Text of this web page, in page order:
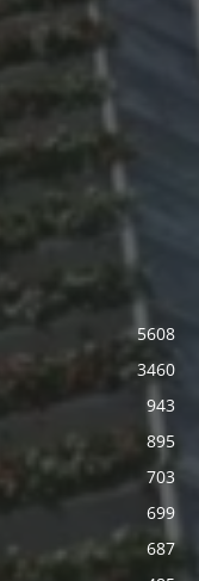
5608
3460
943
895
703
699
687